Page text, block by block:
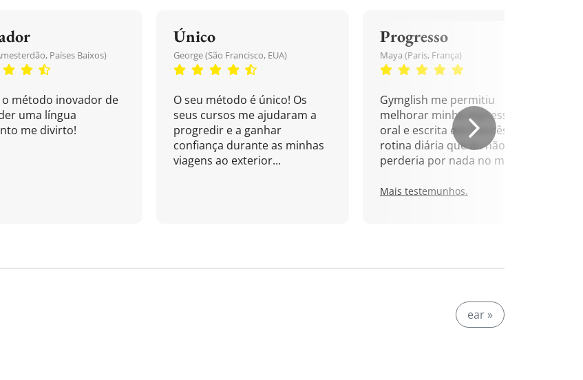
Países Baixos)
método inovador de
uma língua
me divirto!
Único
George (São Francisco, EUA)
O seu método é único! Os
seus cursos me ajudaram a
progredir e a ganhar
confiança durante as minhas
viagens ao exterior...
Progresso
Maya (Paris, França)
Gymglish me permitiu
melhorar minha expressão
oral e escrita em francês. Uma
rotina diária que eu não
perderia por nada no mundo!
Mais testemunhos.
ear »